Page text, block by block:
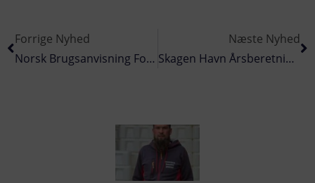
Forrige Nyhed
Norsk Brugsanvisning For Krabbefiskere
Næste Nyhed
Skagen Havn Årsberetning 2011